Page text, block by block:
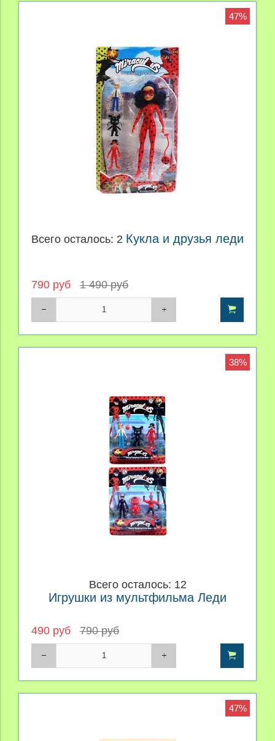
47%
Всего осталось: 2 Кукла и друзья леди
790 руб 1 490 руб
38%
Всего осталось: 12
Игрушки из мультфильма Леди
490 руб 790 руб
47%